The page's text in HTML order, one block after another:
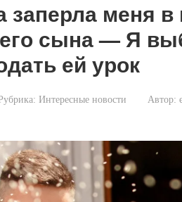
заперла меня
сына — Я
ей урок
Интересные новости Автор: